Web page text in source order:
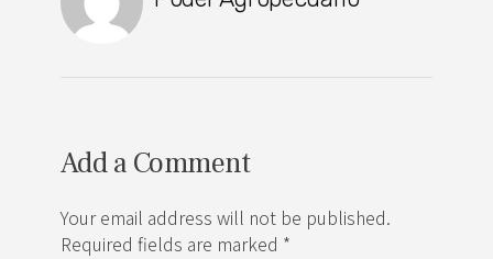
Add a Comment
Your email address will not be published.
Required fields are marked *